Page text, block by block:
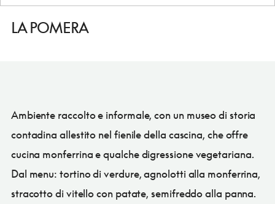
LA POMERA
Ambiente raccolto e informale, con un museo di storia
contadina allestito nel fienile della cascina, che offre
cucina monferrina e qualche digressione vegetariana.
Dal menu: tortino di verdure, agnolotti alla monferrina,
stracotto di vitello con patate, semifreddo alla panna.